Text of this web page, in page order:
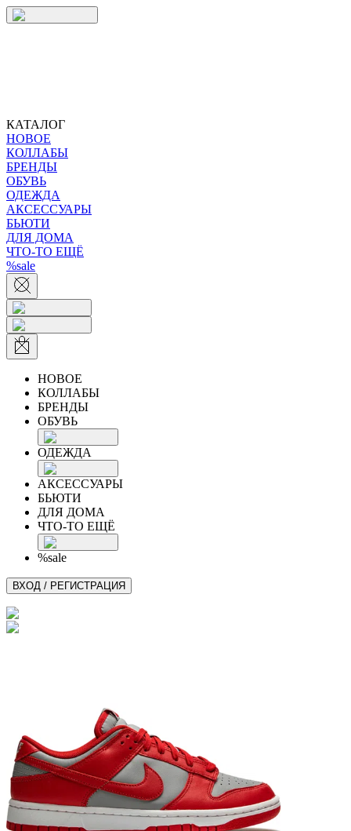
КАТАЛОГ
НОВОЕ
КОЛЛАБЫ
БРЕНДЫ
ОБУВЬ
ОДЕЖДА
АКСЕССУАРЫ
БЬЮТИ
ДЛЯ ДОМА
ЧТО-ТО ЕЩЁ
%sale
НОВОЕ
КОЛЛАБЫ
БРЕНДЫ
ОБУВЬ
ОДЕЖДА
АКСЕССУАРЫ
БЬЮТИ
ДЛЯ ДОМА
ЧТО-ТО ЕЩЁ
%sale
ВХОД / РЕГИСТРАЦИЯ